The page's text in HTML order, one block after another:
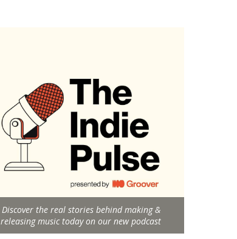
Discover the real stories behind making &
releasing music today on our new podcast